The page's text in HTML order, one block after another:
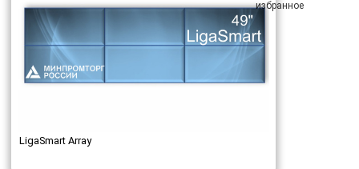
LigaSmart Array